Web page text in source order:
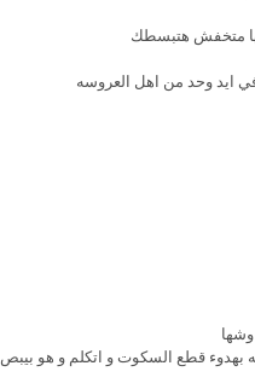
متخفش هتبسطك
ايد وحد من اهل العروسه
بهدوء قطع السكوت و اتكلم و هو بيبص